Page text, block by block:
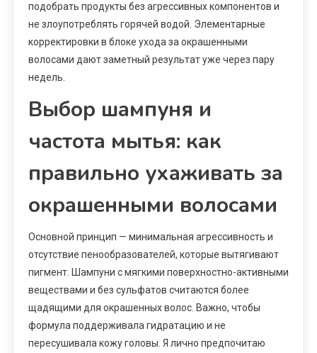
подобрать продукты без агрессивных компонентов и
не злоупотреблять горячей водой. Элементарные
корректировки в блоке ухода за окрашенными
волосами дают заметный результат уже через пару
недель.
Выбор шампуня и
частота мытья: как
правильно ухаживать за
окрашенными волосами
Основной принцип — минимальная агрессивность и
отсутствие пенообразователей, которые вытягивают
пигмент. Шампуни с мягкими поверхностно-активными
веществами и без сульфатов считаются более
щадящими для окрашенных волос. Важно, чтобы
формула поддерживала гидратацию и не
пересушивала кожу головы. Я лично предпочитаю